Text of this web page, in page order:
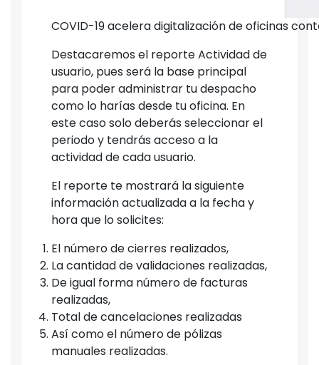
COVID-19 acelera digitalización de oficinas
Destacaremos el reporte Actividad de
usuario, pues será la base principal
para poder administrar tu despacho
como lo harías desde tu oficina. En
este caso solo deberás seleccionar el
periodo y tendrás acceso a la
actividad de cada usuario.
El reporte te mostrará la siguiente
información actualizada a la fecha y
hora que lo solicites:
El número de cierres realizados,
La cantidad de validaciones realizadas,
De igual forma número de facturas
realizadas,
Total de cancelaciones realizadas
Así como el número de pólizas
manuales realizadas.